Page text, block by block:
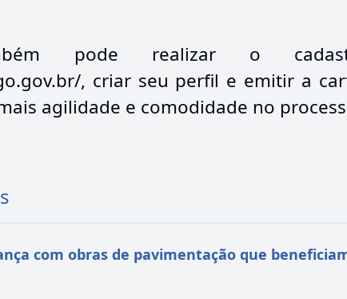
pode realizar o
, criar seu perfil e emitir a
agilidade e comodidade no
com obras de pavimentação que